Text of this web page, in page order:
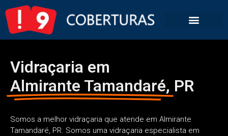
Vidraçaria em
Almirante Tamandaré, PR
Somos a melhor vidraçaria que atende em Almirante
Tamandaré, PR. Somos uma vidraçaria especialista em